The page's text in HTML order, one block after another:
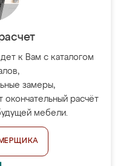
к Вам с каталогом
замеры,
окончательный расчёт
мебели.